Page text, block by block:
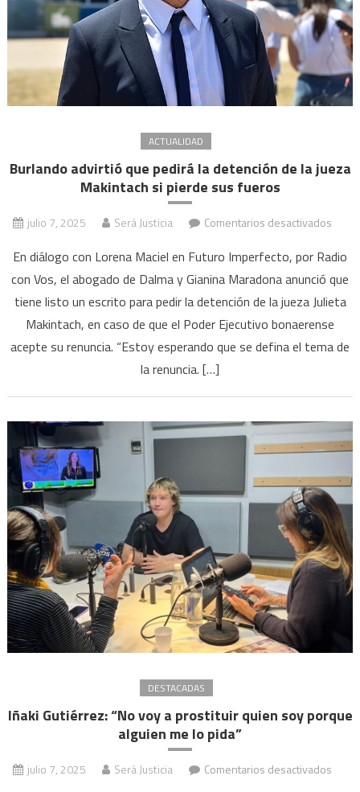
ACTUALIDAD
Burlando advirtió que pedirá la detención de la jueza
Makintach si pierde sus fueros
julio 7, 2025 Será Justicia Comentarios desactivadosen
que
la
jueza
si
sus
En diálogo con Lorena Maciel en Futuro Imperfecto, por Radio
con Vos, el abogado de Dalma y Gianina Maradona anunció que
tiene listo un escrito para pedir la detención de la jueza Julieta
Makintach, en caso de que el Poder Ejecutivo bonaerense
acepte su renuncia. “Estoy esperando que se defina el tema de
la renuncia. […]
DESTACADAS
Iñaki Gutiérrez: “No voy a prostituir quien soy porque
alguien me lo pida”
julio 7, 2025 Será Justicia Comentarios desactivadosen